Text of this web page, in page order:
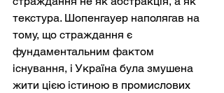
текстура. Шопенгауер наполягав на
тому, що страждання є
фундаментальним фактом
існування, і Україна була змушена
жити цією істиною в промислових